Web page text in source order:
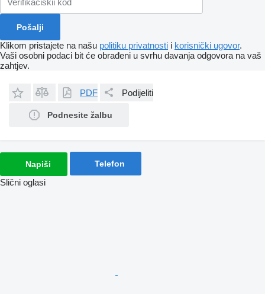
Klikom pristajete na našu politiku privatnosti i korisnički ugovor.
Vaši osobni podaci bit će obrađeni u svrhu davanja odgovora na vaš
zahtjev.
PDF Podijeliti
Podnesite žalbu
Napiši Telefon
Slični oglasi